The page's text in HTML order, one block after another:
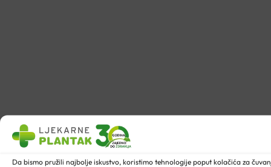
Da bismo pružili najbolje iskustvo, koristimo tehnologije poput kolačića za